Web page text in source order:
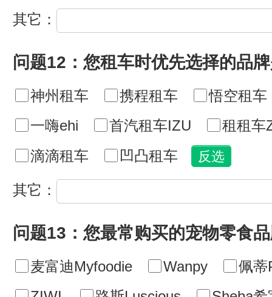
其它：
问题12：您租车时优先选择的品
神州租车 携程租车
悟空租车
一嗨ehi
首汽租车IZU
租租车
滴滴租车
凹凸租车
其它：
问题13：您最常购买的宠物零食
麦富迪Myfoodie Wanpy
佩蒂